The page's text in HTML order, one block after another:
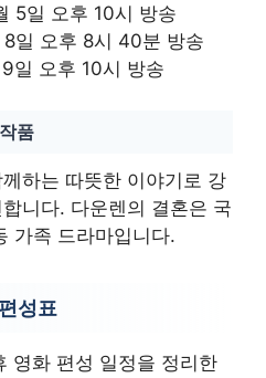
5일 오후 10시 방송
일 오후 8시 40분 방송
일 오후 10시 방송
품
하는 따뜻한 이야기로 강
니다. 다운렌의 결혼은 국
가족 드라마입니다.
성표
영화 편성 일정을 정리한